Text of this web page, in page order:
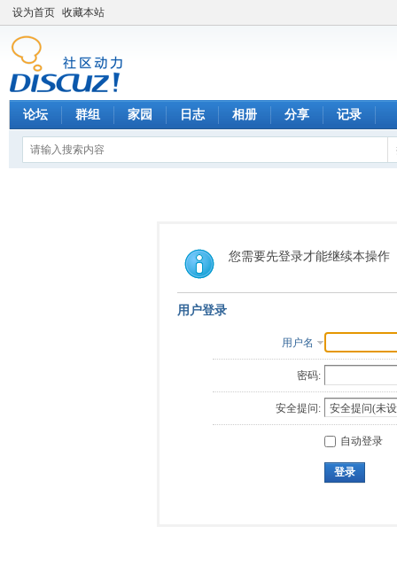
设为首页 收藏本站
论坛 群组 家园 日志 相册 分享 记录
您需要先登录才能继续本操作
用户登录
用户名
密码:
安全提问:
自动登录
登录